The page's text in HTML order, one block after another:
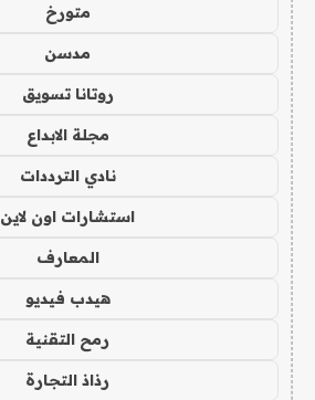
متورخ
مدسن
روتانا تسويق
مجلة الابداع
نادي الترددات
استشارات اون لاين
المعارف
هيدب فيديو
رمح التقنية
رذاذ التجارة